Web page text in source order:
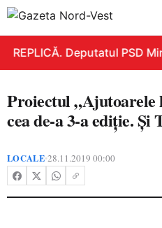
REPLICĂ. Deputatul PSD
Proiectul
cea de-a 3-a ediție. Și
LOCALE•28.11.2019 00:00